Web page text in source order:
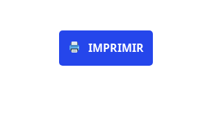
IMPRIMIR